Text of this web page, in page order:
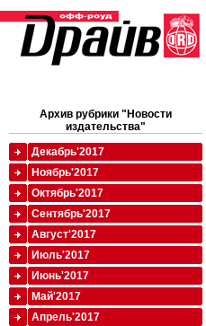
Архив рубрики "Новости
издательства"
Декабрь'2017
Ноябрь'2017
Октябрь'2017
Сентябрь'2017
Август'2017
Июль'2017
Июнь'2017
Май'2017
Апрель'2017